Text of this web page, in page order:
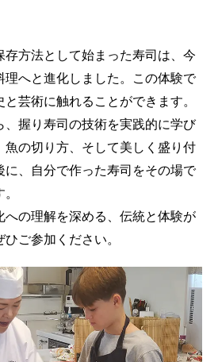
存方法として始まった寿司は、今
理へと進化しました。この体験で
芸術に触れることができます。
、握り寿司の技術を実践的に学び
魚の切り方、そして美しく盛り付
に、自分で作った寿司をその場で
への理解を深める、伝統と体験が
ご参加ください。